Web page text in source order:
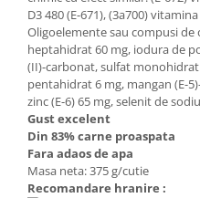
D3 480 (E-671), (3a700)
Oligoelemente sau compusi de
heptahidrat 60 mg, iodura de
(II)-carbonat, sulfat monohidrat
pentahidrat 6 mg, mangan (E-
zinc (E-6) 65 mg, selenit de
Gust excelent
Din 83% carne proaspata
Fara adaos de apa
Masa neta: 375 g/cutie
Recomandare hranire :